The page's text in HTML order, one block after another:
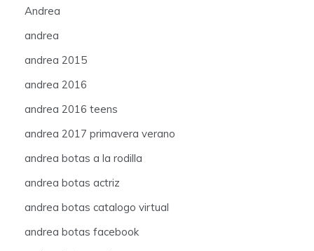
Andrea
andrea
andrea 2015
andrea 2016
andrea 2016 teens
andrea 2017 primavera verano
andrea botas a la rodilla
andrea botas actriz
andrea botas catalogo virtual
andrea botas facebook